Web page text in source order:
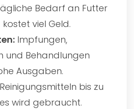
Bedarf an Futter
viel Geld.
Impfungen,
und Behandlungen
Ausgaben.
bis zu
wird gebraucht.